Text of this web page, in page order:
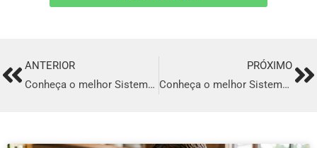
PrevANTERIOR
Conheça o melhor Sistema para Delivery em Itaquaquecetuba
PRÓXIMO
Conheça o melhor Sistema para Delivery em Caruaru